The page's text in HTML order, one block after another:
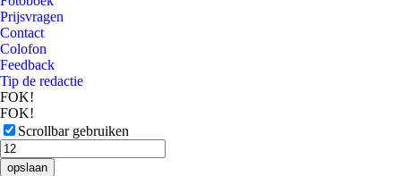
Prijsvragen
Contact
Colofon
Feedback
Tip de redactie
FOK!
FOK!
Scrollbar gebruiken
opslaan